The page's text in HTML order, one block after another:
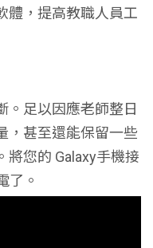
體，提高教職人員工
。足以因應老師整日
，甚至還能保留一些
將您的 Galaxy手機接
了。